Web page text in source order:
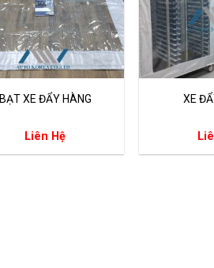
BẠT XE ĐẨY HÀNG
Liên Hệ
XE